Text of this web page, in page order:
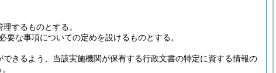
するものとする。
な事項についての定めを設けるものとする。
きるよう、当該実施機関が保有する行政文書の特定に資する情報の